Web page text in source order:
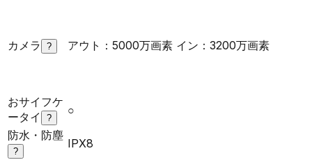
カメラ ? アウト：5000万画素 イン：3200万画素
おサイフケ
ータイ
?
○
防水・防塵
?
IPX8